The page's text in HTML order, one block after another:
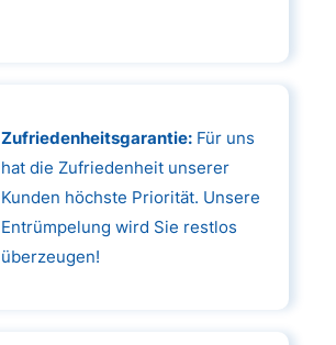
Zufriedenheitsgarantie:Für uns
hat die Zufriedenheit unserer
Kunden höchste Priorität. Unsere
Entrümpelung wird Sie restlos
überzeugen!